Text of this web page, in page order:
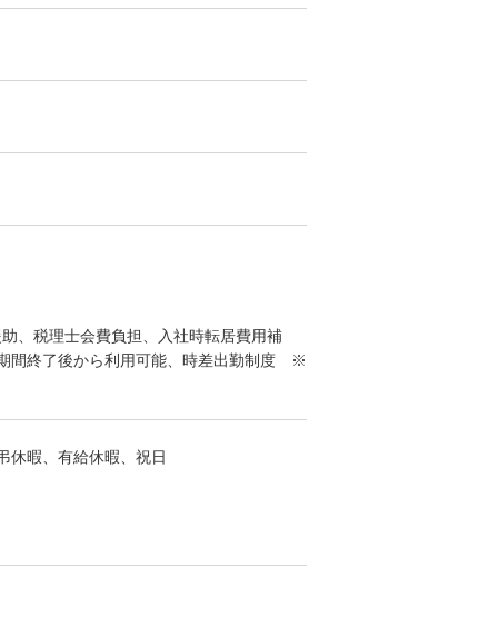
、税理士会費負担、入社時転居費用補
間終了後から利用可能、時差出勤制度 ※
休暇、有給休暇、祝日